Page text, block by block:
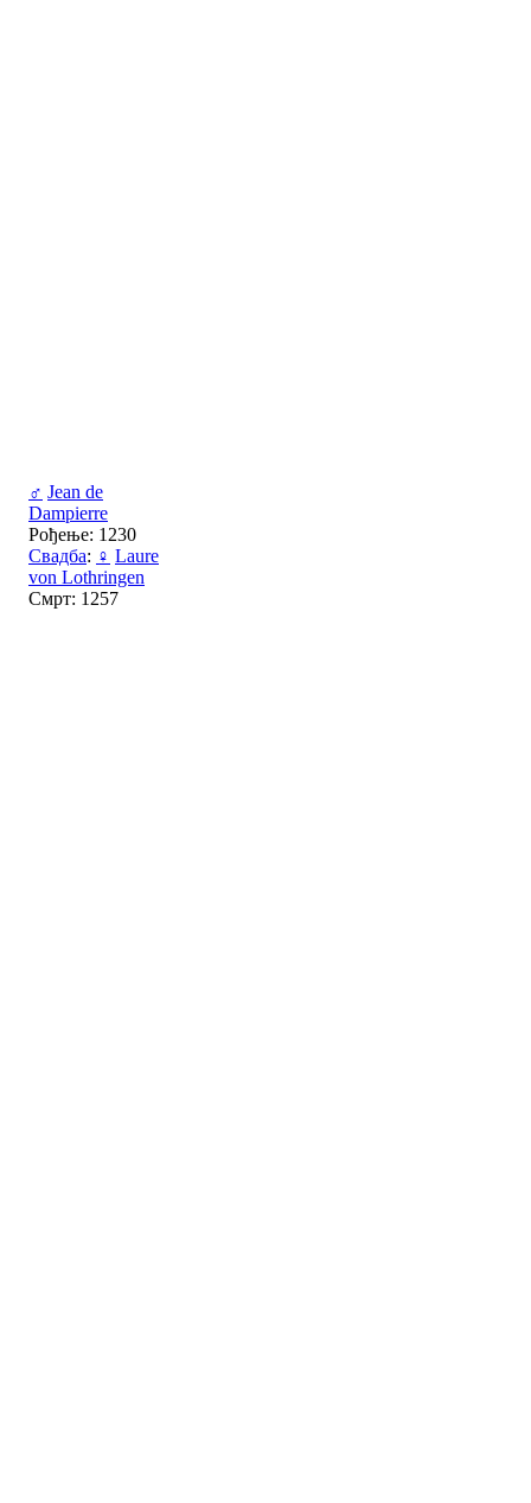
♂ Jean de
Dampierre
Рођење: 1230
Свадба: ♀ Laure
von Lothringen
Смрт: 1257